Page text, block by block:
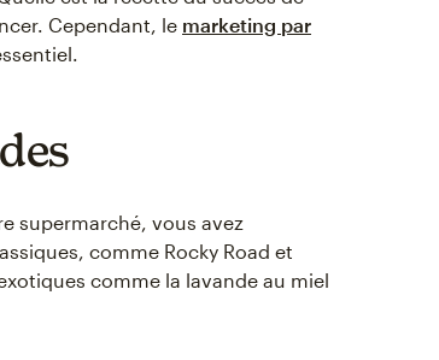
Cependant, le marketing par
supermarché, vous avez
comme Rocky Road et
comme la lavande au miel